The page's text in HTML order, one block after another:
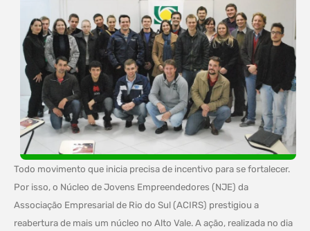
Todo movimento que inicia precisa de incentivo para se fortalecer.
Por isso, o Núcleo de Jovens Empreendedores (NJE) da
Associação Empresarial de Rio do Sul (ACIRS) prestigiou a
reabertura de mais um núcleo no Alto Vale. A ação, realizada no dia